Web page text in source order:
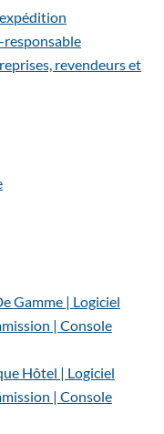
responsable
revendeurs et
Gamme | Logiciel
| Console
Hôtel | Logiciel
| Console